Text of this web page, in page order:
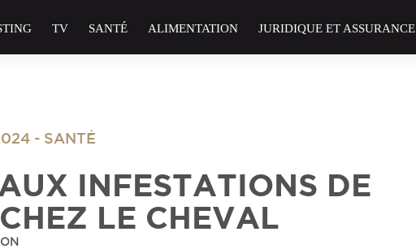
TV SANTÉ ALIMENTATION JURIDIQUE ET ASSURANCE
- SANTÉ
INFESTATIONS DE
LE CHEVAL